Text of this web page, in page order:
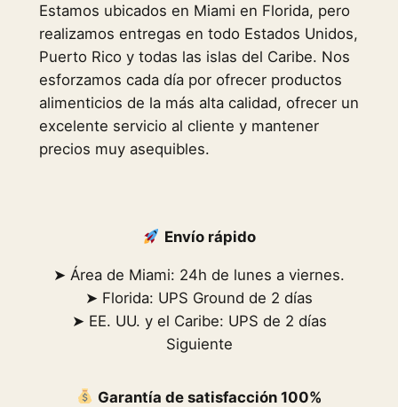
Estamos ubicados en Miami en Florida, pero
realizamos entregas en todo Estados Unidos,
Puerto Rico y todas las islas del Caribe. Nos
esforzamos cada día por ofrecer productos
alimenticios de la más alta calidad, ofrecer un
excelente servicio al cliente y mantener
precios muy asequibles.
Envío rápido
➤ Área de Miami: 24h de lunes a viernes.
➤ Florida: UPS Ground de 2 días
➤ EE. UU. y el Caribe: UPS de 2 días
Siguiente
Garantía de satisfacción 100%